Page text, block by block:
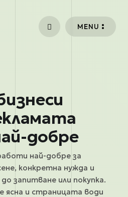
MENU
добре
най-добре за
конкретна нужда и
запитване или покупка.
и страницата води